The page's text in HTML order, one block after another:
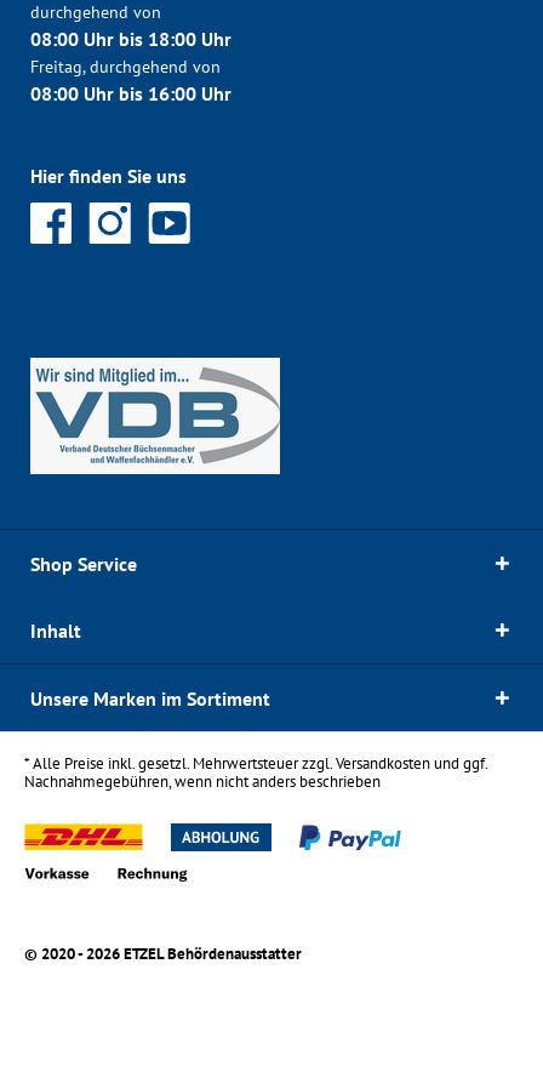
durchgehend von
08:00 Uhr bis 18:00 Uhr
Freitag, durchgehend von
08:00 Uhr bis 16:00 Uhr
Hier finden Sie uns
Shop Service
Inhalt
Unsere Marken im Sortiment
* Alle Preise inkl. gesetzl. Mehrwertsteuer zzgl.Versandkostenund ggf.
Nachnahmegebühren, wenn nicht anders beschrieben
© 2020 - 2026 ETZEL Behördenausstatter